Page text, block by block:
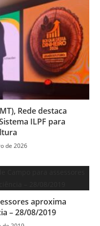
Rede destaca
ILPF para
de 2026
aproxima
– 28/08/2019